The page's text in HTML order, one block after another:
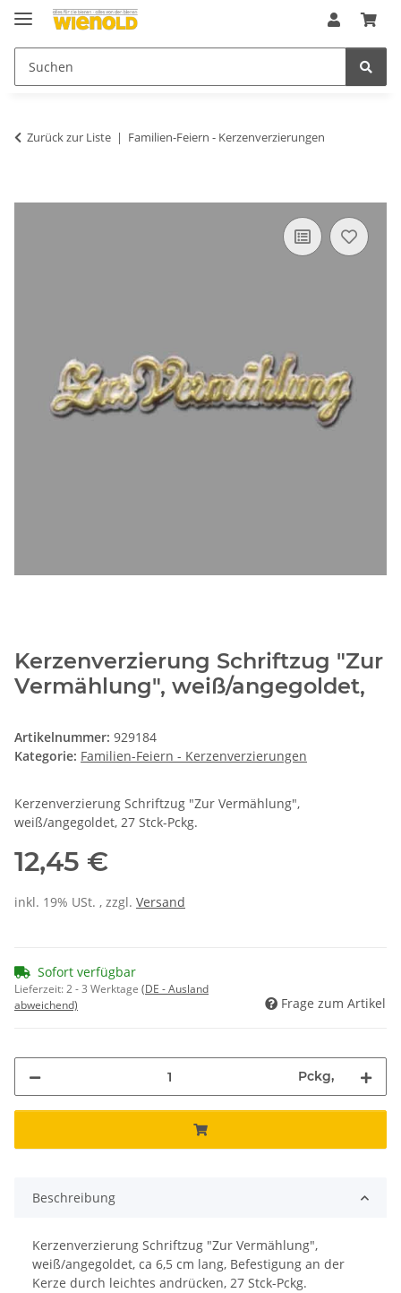
Zurück zur Liste Familien-Feiern - Kerzenverzierungen
Kerzenverzierung Schriftzug "Zur
Vermählung", weiß/angegoldet,
Artikelnummer: 929184
Kategorie: Familien-Feiern - Kerzenverzierungen
Kerzenverzierung Schriftzug "Zur Vermählung",
weiß/angegoldet, 27 Stck-Pckg.
12,45 €
inkl. 19% USt. , zzgl. Versand
Sofort verfügbar
Lieferzeit:2 - 3 Werktage (DE - Ausland
abweichend)
Frage zum Artikel
Pckg,
Beschreibung
Kerzenverzierung Schriftzug "Zur Vermählung",
weiß/angegoldet, ca 6,5 cm lang, Befestigung an der
Kerze durch leichtes andrücken, 27 Stck-Pckg.